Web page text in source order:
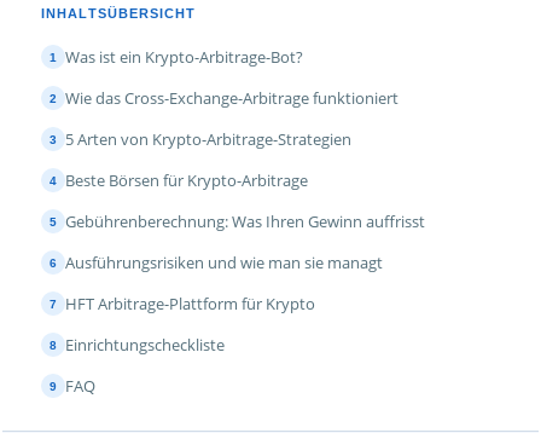
INHALTSÜBERSICHT
1 Was ist ein Krypto-Arbitrage-Bot?
2 Wie das Cross-Exchange-Arbitrage funktioniert
3 5 Arten von Krypto-Arbitrage-Strategien
4 Beste Börsen für Krypto-Arbitrage
5 Gebührenberechnung: Was Ihren Gewinn auffrisst
6 Ausführungsrisiken und wie man sie managt
7 HFT Arbitrage-Plattform für Krypto
8 Einrichtungscheckliste
9 FAQ